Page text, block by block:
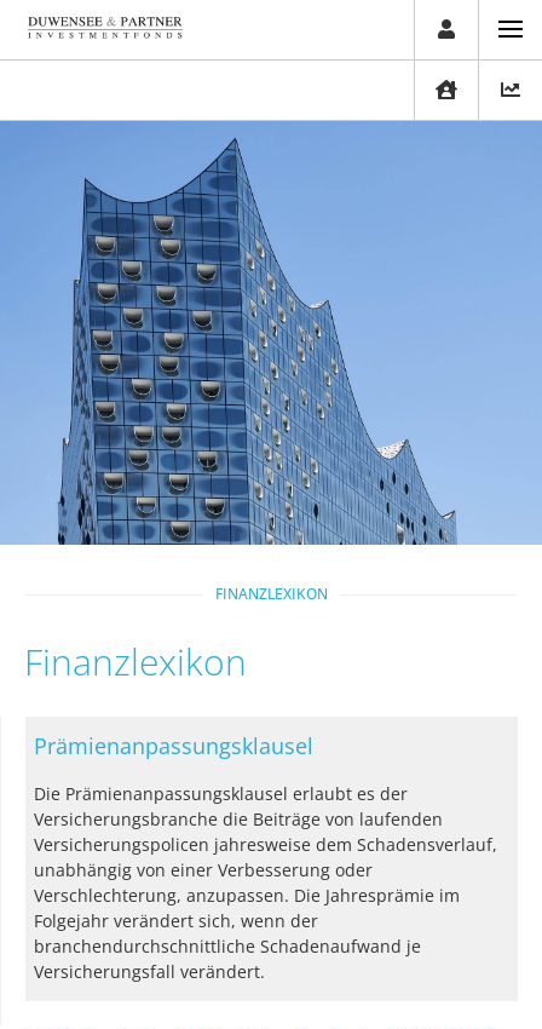
FINANZLEXIKON
Finanzlexikon
Prämienanpassungsklausel
Die Prämienanpassungsklausel erlaubt es der
Versicherungsbranche die Beiträge von laufenden
Versicherungspolicen jahresweise dem Schadensverlauf,
unabhängig von einer Verbesserung oder
Verschlechterung, anzupassen. Die Jahresprämie im
Folgejahr verändert sich, wenn der
branchendurchschnittliche Schadenaufwand je
Versicherungsfall verändert.